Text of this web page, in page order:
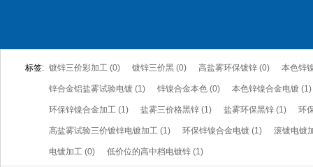
标签: 镀锌三价彩加工 (0) 镀锌三价黑 (0) 高盐雾环保镀锌 (0) 本色锌
锌合金铝盐雾试验电镀 (1) 锌镍合金本色 (0) 本色锌镍合金电镀 (1)
环保锌镍合金加工 (1) 盐雾三价格黑锌 (1) 盐雾环保黑锌 (1) 环
高盐雾试验三价镀锌电镀加工 (1) 环保锌镍合金电镀 (1) 滚镀电镀
电镀加工 (0) 低价位的高中档电镀锌 (1)